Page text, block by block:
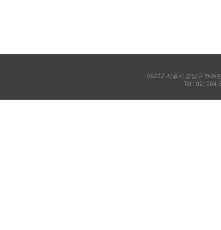
06212 서울시 강남구 테헤
Tel : 02) 564-